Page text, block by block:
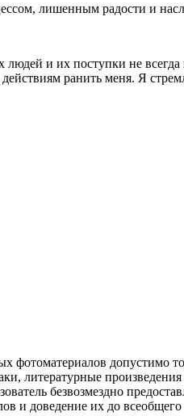
лишенным радости и
людей и их поступки не
ранить меня. Я
фотоматериалов допустимо
литературные произведения
безвозмездно
и доведение их до всеобщего